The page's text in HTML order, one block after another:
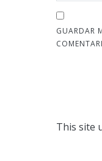
GUARDAR
This site